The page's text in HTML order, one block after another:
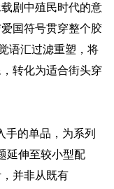
剧中殖民时代的意
国符号贯穿整个胶
语汇过滤重塑，将
转化为适合街头穿
手的单品，为系列
延伸至较小型配
并非从既有